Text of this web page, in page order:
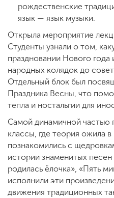
рождественские
язык — язык музыки.
Открыла мероприятие
Студенты узнали о том,
праздновании Нового
народных колядок до
Отдельный блок был
Праздника Весны, что
тепла и ностальгии для
Самой динамичной частью
классы, где теория ожила
познакомились с
истории знаменитых песен
родилась ёлочка», «Пять
исполнили эти
движения традиционных